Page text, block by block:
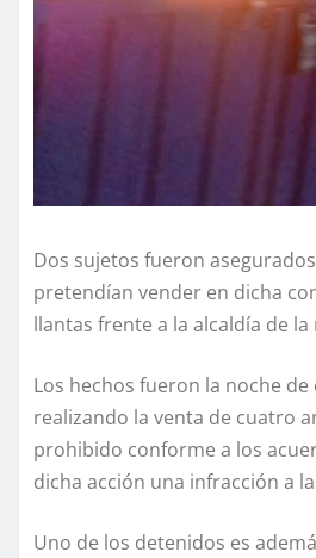
Dos sujetos fueron
pretendían vender en dicha
llantas frente a la alcaldía de
Los hechos fueron la noche
realizando la venta de cuatro
prohibido conforme a los
dicha acción una infracción a
Uno de los detenidos es